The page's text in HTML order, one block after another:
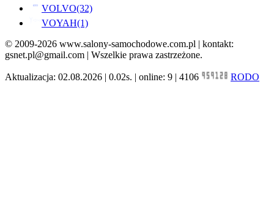
VOLVO(32)
VOYAH(1)
© 2009-2026 www.salony-samochodowe.com.pl | kontakt:
gsnet.pl@gmail.com | Wszelkie prawa zastrzeżone.
Aktualizacja: 02.08.2026 | 0.02s. | online: 9 | 4106 RODO